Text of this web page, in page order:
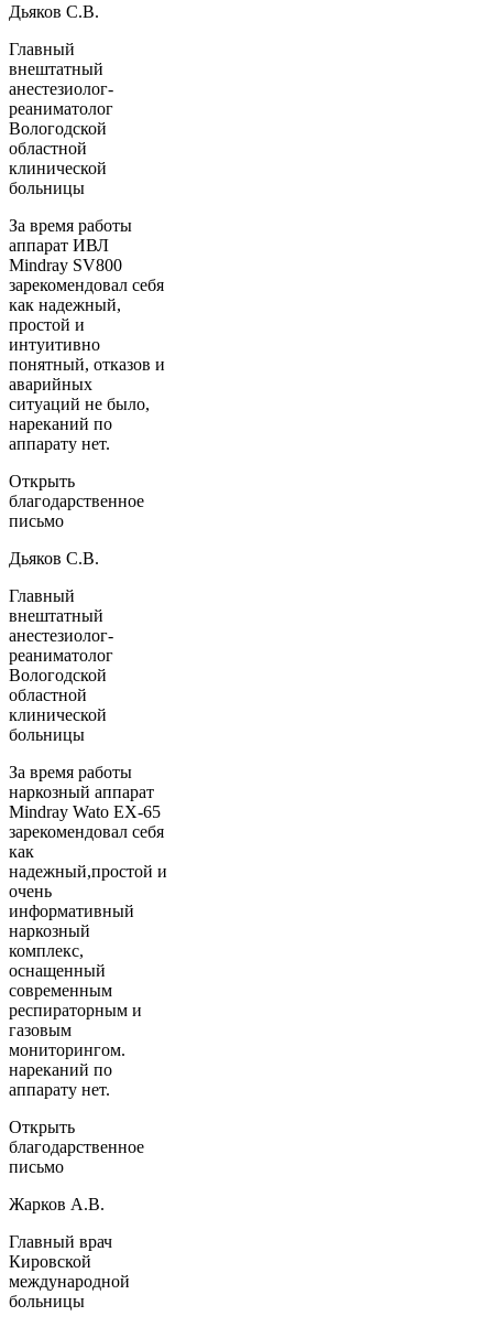
Дьяков С.В.
Главный
внештатный
анестезиолог-
реаниматолог
Вологодской
областной
клинической
больницы
За время работы
аппарат ИВЛ
Mindray SV800
зарекомендовал себя
как надежный,
простой и
интуитивно
понятный, отказов и
аварийных
ситуаций не было,
нареканий по
аппарату нет.
Открыть
благодарственное
письмо
Дьяков С.В.
Главный
внештатный
анестезиолог-
реаниматолог
Вологодской
областной
клинической
больницы
За время работы
наркозный аппарат
Mindray Wato EX-65
зарекомендовал себя
как
надежный,простой и
очень
информативный
наркозный
комплекс,
оснащенный
современным
респираторным и
газовым
мониторингом.
нареканий по
аппарату нет.
Открыть
благодарственное
письмо
Жарков А.В.
Главный врач
Кировской
международной
больницы